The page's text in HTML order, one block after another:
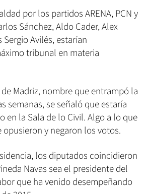
por los partidos ARENA, PCN y
Sánchez, Aldo Cader, Alex
Avilés, estarían
tribunal en materia
Madriz, nombre que entrampó la
semanas, se señaló que estaría
en la Sala de lo Civil. Algo a lo que
opusieron y negaron los votos.
los diputados coincidieron
Navas sea el presidente del
que ha venido desempeñando